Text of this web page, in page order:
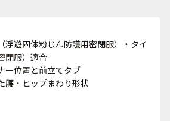
遊固体粉じん防護用密閉服）・タイ
閉服）適合
ー位置と前立てタブ
腰・ヒップまわり形状